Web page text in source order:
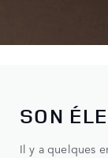
SON
Il y a quelques